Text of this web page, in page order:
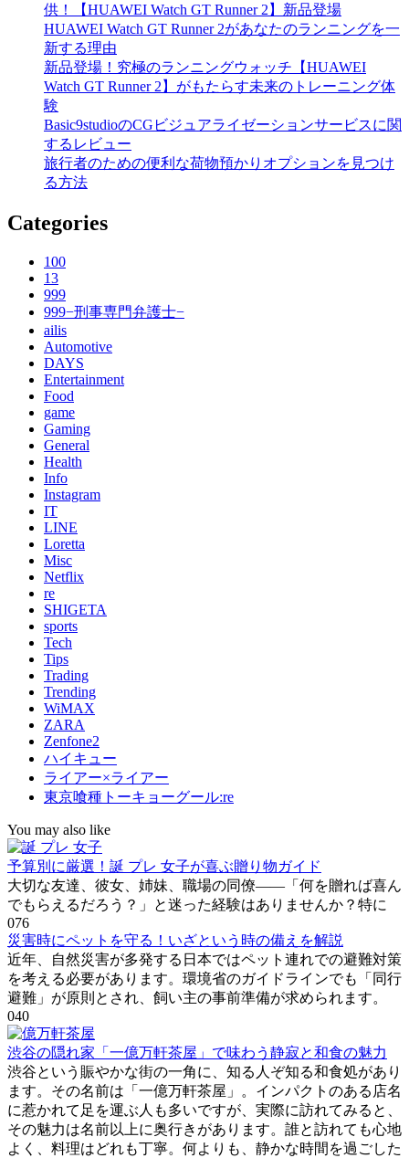
供！【HUAWEI Watch GT Runner 2】新品登場
HUAWEI Watch GT Runner 2があなたのランニングを一
新する理由
新品登場！究極のランニングウォッチ【HUAWEI
Watch GT Runner 2】がもたらす未来のトレーニング体
験
Basic9studioのCGビジュアライゼーションサービスに関
するレビュー
旅行者のための便利な荷物預かりオプションを見つけ
る方法
Categories
100
13
999
999−刑事専門弁護士−
ailis
Automotive
DAYS
Entertainment
Food
game
Gaming
General
Health
Info
Instagram
IT
LINE
Loretta
Misc
Netflix
re
SHIGETA
sports
Tech
Tips
Trading
Trending
WiMAX
ZARA
Zenfone2
ハイキュー
ライアー×ライアー
東京喰種トーキョーグール:re
You may also like
予算別に厳選！誕 プレ 女子が喜ぶ贈り物ガイド
大切な友達、彼女、姉妹、職場の同僚――「何を贈れば喜ん
でもらえるだろう？」と迷った経験はありませんか？特に
076
災害時にペットを守る！いざという時の備えを解説
近年、自然災害が多発する日本ではペット連れでの避難対策
を考える必要があります。環境省のガイドラインでも「同行
避難」が原則とされ、飼い主の事前準備が求められます。
040
渋谷の隠れ家「一億万軒茶屋」で味わう静寂と和食の魅力
渋谷という賑やかな街の一角に、知る人ぞ知る和食処があり
ます。その名前は「一億万軒茶屋」。インパクトのある店名
に惹かれて足を運ぶ人も多いですが、実際に訪れてみると、
その魅力は名前以上に奥行きがあります。誰と訪れても心地
よく、料理はどれも丁寧。何よりも、静かな時間を過ごした